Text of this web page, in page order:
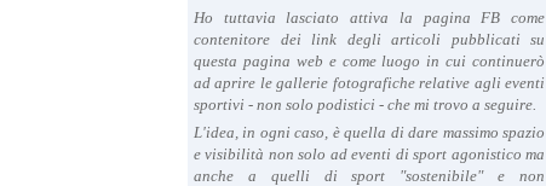
Ho tuttavia lasciato attiva la pagina FB come
contenitore dei link degli articoli pubblicati su
questa pagina web e come luogo in cui continuerò
ad aprire le gallerie fotografiche relative agli eventi
sportivi - non solo podistici - che mi trovo a seguire.
L'idea, in ogni caso, è quella di dare massimo spazio
e visibilità non solo ad eventi di sport agonistico ma
anche a quelli di sport "sostenibile" e non